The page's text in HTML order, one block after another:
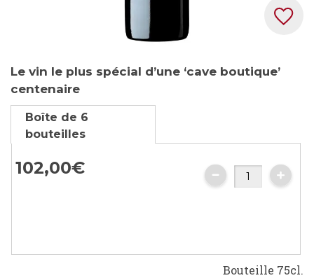
to
the
beginning
the
images
gallery
Le vin le plus spécial d’une ‘cave boutique’
centenaire
Boîte de 6
bouteilles
102,00€
Bouteille 75cl.